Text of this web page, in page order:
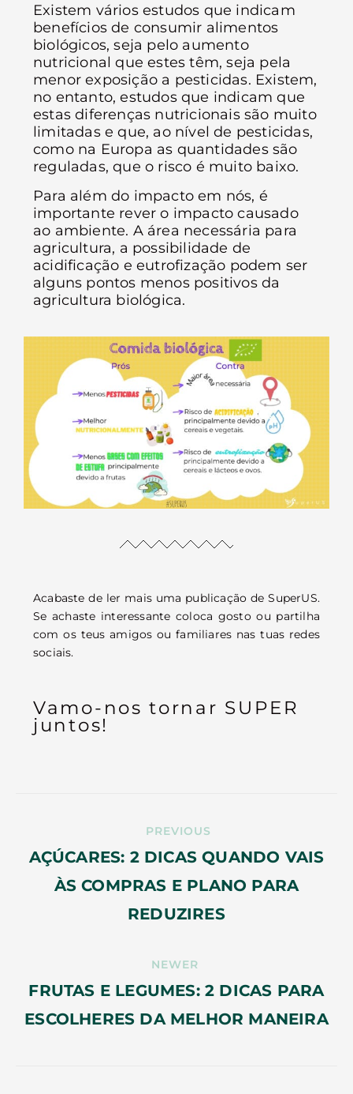
Existem vários estudos que indicam
benefícios de consumir alimentos
biológicos, seja pelo aumento
nutricional que estes têm, seja pela
menor exposição a pesticidas. Existem,
no entanto, estudos que indicam que
estas diferenças nutricionais são muito
limitadas e que, ao nível de pesticidas,
como na Europa as quantidades são
reguladas, que o risco é muito baixo.
Para além do impacto em nós, é
importante rever o impacto causado
ao ambiente. A área necessária para
agricultura, a possibilidade de
acidificação e eutrofização podem ser
alguns pontos menos positivos da
agricultura biológica.
Acabaste de ler mais uma publicação de SuperUS.
Se achaste interessante coloca gosto ou partilha
com os teus amigos ou familiares nas tuas redes
sociais.
Vamo-nos tornar SUPER
juntos!
PREVIOUS
AÇÚCARES: 2 DICAS QUANDO VAIS
ÀS COMPRAS E PLANO PARA
REDUZIRES
NEWER
FRUTAS E LEGUMES: 2 DICAS PARA
ESCOLHERES DA MELHOR MANEIRA